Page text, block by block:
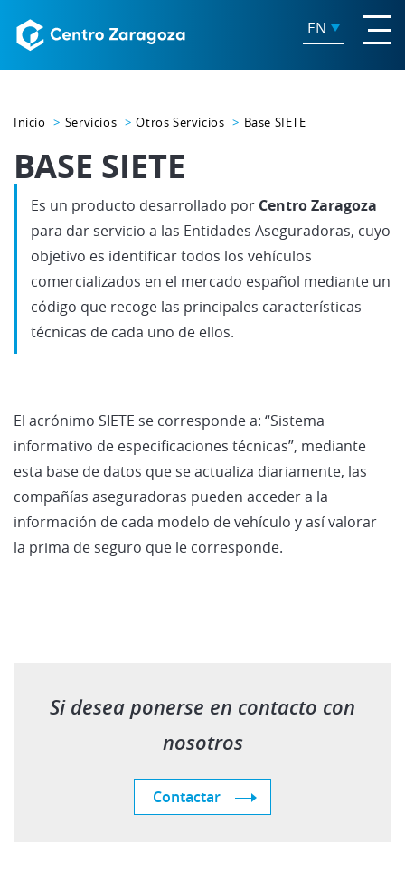
EN
Inicio Servicios Otros Servicios Base SIETE
BASE SIETE
Es un producto desarrollado por Centro Zaragoza
para dar servicio a las Entidades Aseguradoras, cuyo
objetivo es identificar todos los vehículos
comercializados en el mercado español mediante un
código que recoge las principales características
técnicas de cada uno de ellos.
El acrónimo SIETE se corresponde a: “Sistema
informativo de especificaciones técnicas”, mediante
esta base de datos que se actualiza diariamente, las
compañías aseguradoras pueden acceder a la
información de cada modelo de vehículo y así valorar
la prima de seguro que le corresponde.
Si desea ponerse en contacto con
nosotros
Contactar